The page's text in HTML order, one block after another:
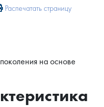
Распечатать страницу
на основе